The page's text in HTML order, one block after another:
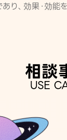
り、効果・効能
相談
USE